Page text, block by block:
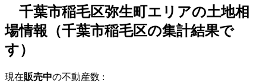
千葉市稲毛区弥生町エリアの土地相
場情報（千葉市稲毛区の集計結果で
す）
現在販売中の不動産数 :